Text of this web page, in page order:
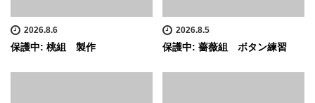
2026.8.6
保護中: 桃組 製作
2026.8.5
保護中: 薔薇組 ボタン練習